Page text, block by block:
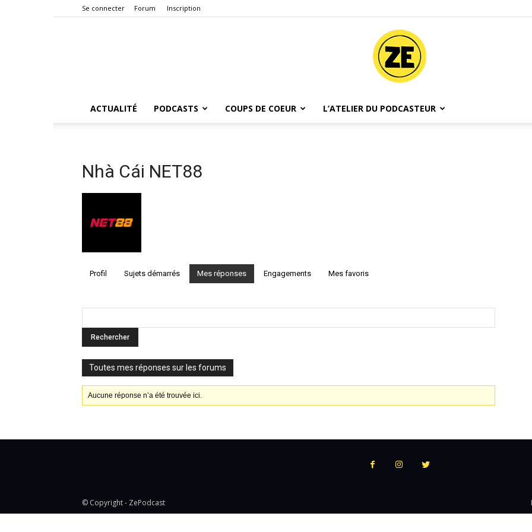
Se connecter Forum Inscription
ACTUALITÉ PODCASTS COUPS DE COEUR L’ATELIER DU PODCASTEUR
Nhà Cái NET88
Profil Sujets démarrés Mes réponses Engagements Mes favoris
Toutes mes réponses sur les forums
Aucune réponse n’a été trouvée ici.
© Copyright - ZePodcast